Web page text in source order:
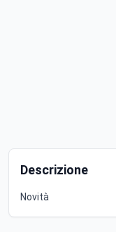
Descrizione
Novità